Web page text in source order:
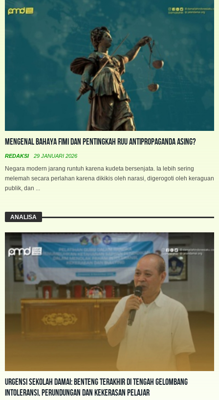
Mengenal Bahaya FIMI dan Pentingkah RUU Antipropaganda Asing?
REDAKSI 29 JANUARI 2026
Negara modern jarang runtuh karena kudeta bersenjata. Ia lebih sering
melemah secara perlahan karena dikikis oleh narasi, digerogoti oleh keraguan
publik, dan ...
ANALISA
Urgensi Sekolah Damai: Benteng Terakhir di Tengah Gelombang
Intoleransi, Perundungan dan Kekerasan Pelajar